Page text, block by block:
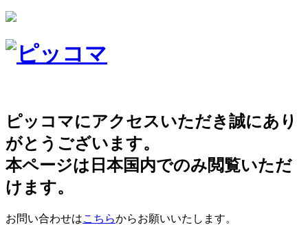
ピッコマにアクセスいただき誠にあり
がとうございます。
本ページは日本国内でのみ閲覧いただ
けます。
お問い合わせはこちらからお願いいたします。